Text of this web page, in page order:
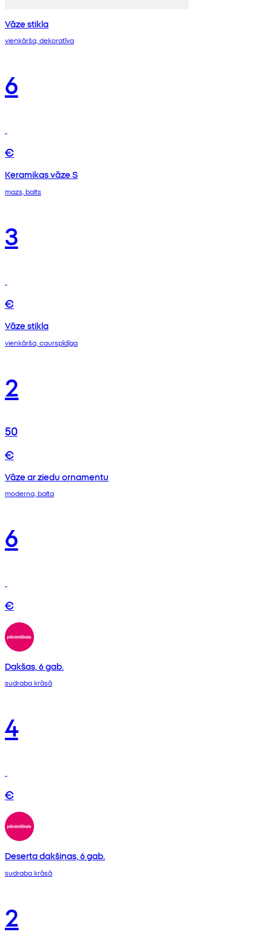
Vāze stikla
vienkārša, dekoratīva
6
€
Keramikas vāze S
mazs, balts
3
€
Vāze stikla
vienkārša, caurspīdīga
2
50
€
Vāze ar ziedu ornamentu
moderna, balta
6
€
Dakšas, 6 gab.
sudraba krāsā
4
€
Deserta dakšiņas, 6 gab.
sudraba krāsā
2